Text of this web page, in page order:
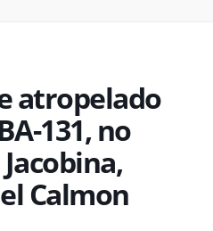
atropelado
131, no
Calmon